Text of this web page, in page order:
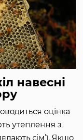
навесні
оцінка
утеплення з
сім’ї. Якщо